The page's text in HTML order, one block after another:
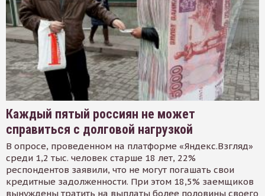
Каждый пятый россиян не может
справиться с долговой нагрузкой
В опросе, проведенном на платформе «Яндекс.Взгляд»
среди 1,2 тыс. человек старше 18 лет, 22%
респондентов заявили, что не могут погашать свои
кредитные задолженности. При этом 18,5% заемщиков
вынуждены тратить на выплаты более половины своего